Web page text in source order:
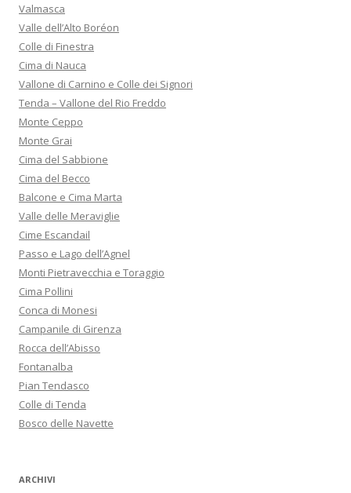
Valmasca
Valle dell’Alto Boréon
Colle di Finestra
Cima di Nauca
Vallone di Carnino e Colle dei Signori
Tenda – Vallone del Rio Freddo
Monte Ceppo
Monte Grai
Cima del Sabbione
Cima del Becco
Balcone e Cima Marta
Valle delle Meraviglie
Cime Escandail
Passo e Lago dell’Agnel
Monti Pietravecchia e Toraggio
Cima Pollini
Conca di Monesi
Campanile di Girenza
Rocca dell’Abisso
Fontanalba
Pian Tendasco
Colle di Tenda
Bosco delle Navette
ARCHIVI